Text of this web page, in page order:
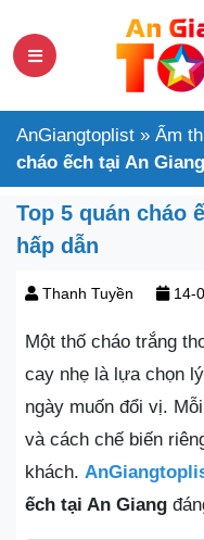
AnGiangtoplist » Ẩm
cháo ếch tại An
Top 5 quán cháo
hấp dẫn
Thanh Tuyền 14-
Một thố cháo trắng
cay nhẹ là lựa chọn
ngày muốn đổi vị.
và cách chế biến
khách.
ếch tại An Giang